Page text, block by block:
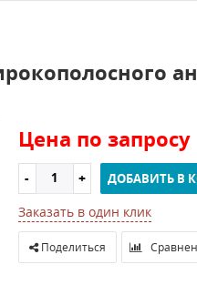
Цена по запросу
ДОБАВИТЬ В
Заказать в один клик
Поделиться